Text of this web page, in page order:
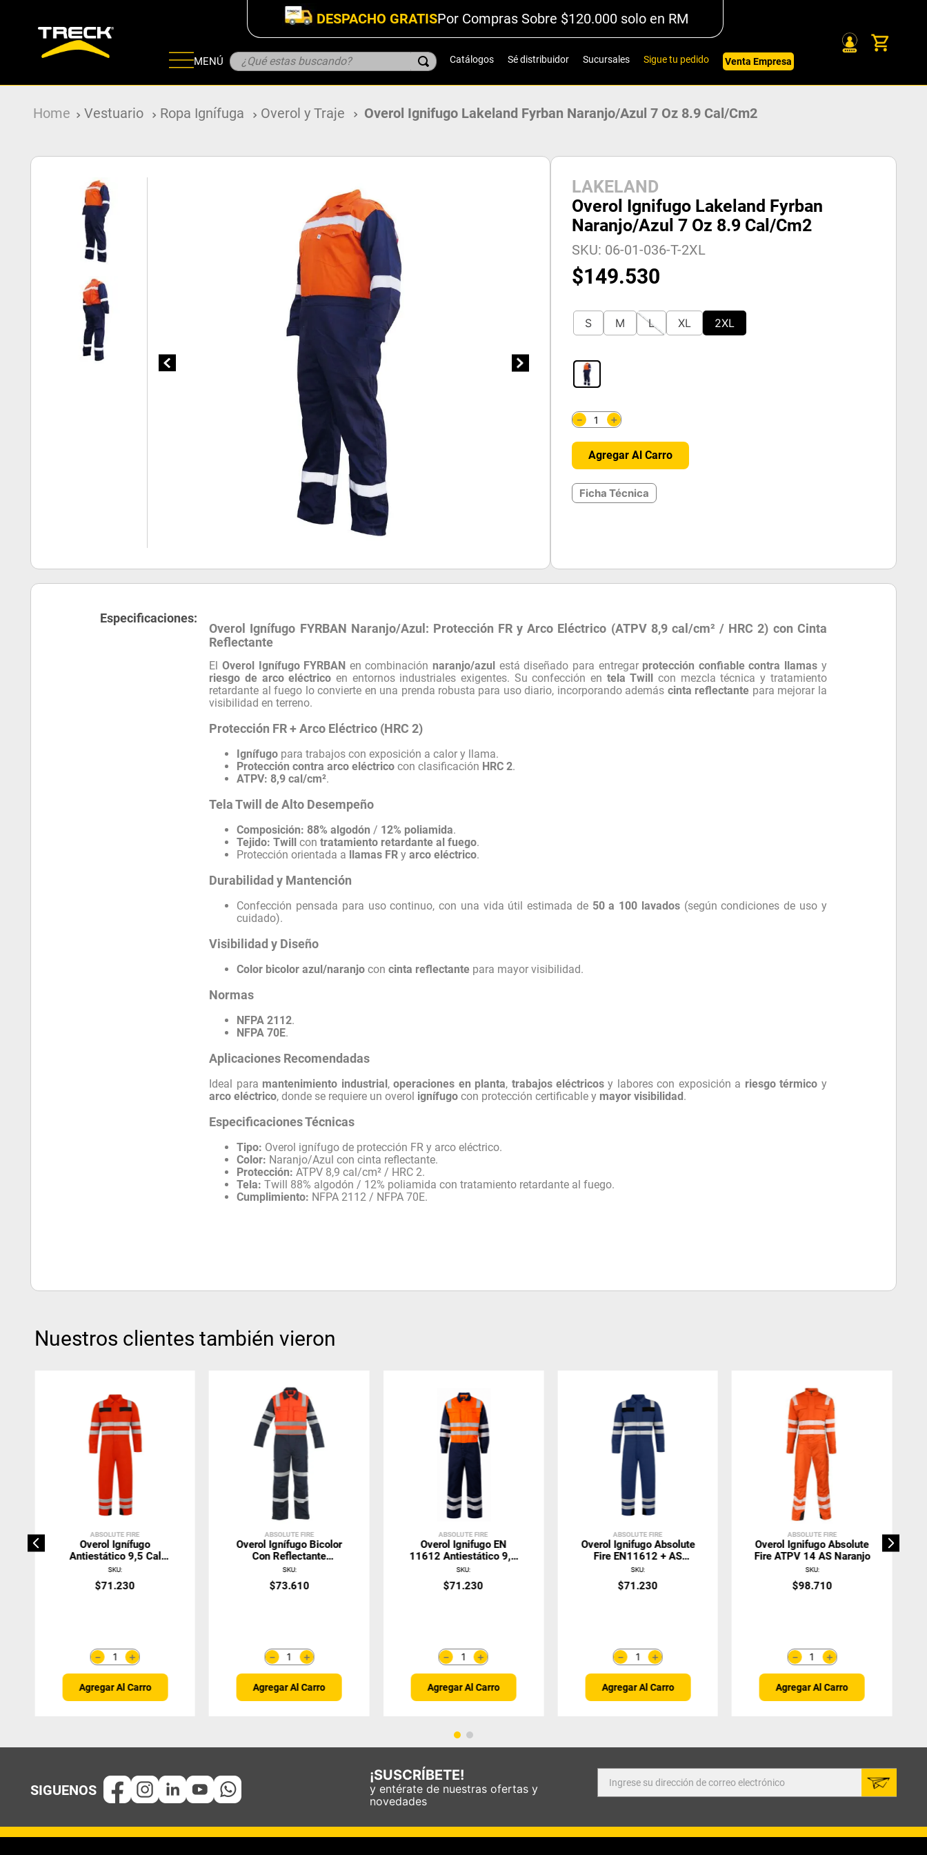
DESPACHO GRATISPor Compras Sobre $120.000 solo en RM
MENÚ ¿Qué estas buscando? Catálogos Sé distribuidor Sucursales Sigue tu pedido Venta Empresa
Vestuario Ropa Ignífuga Overol y Traje Overol Ignifugo Lakeland Fyrban Naranjo/Azul 7 Oz 8.9 Cal/cm2
LAKELAND
Overol Ignifugo Lakeland Fyrban
Naranjo/Azul 7 Oz 8.9 Cal/cm2
SKU: 06-01-036-T-2XL
$149.530
S M L XL 2XL
＋
－
Agregar Al Carro
Ficha Técnica
Especificaciones:
Overol Ignífugo FYRBAN Naranjo/Azul: Protección FR y Arco Eléctrico (ATPV 8,9 cal/cm² / HRC 2) con Cinta
Reflectante
El Overol Ignífugo FYRBAN en combinación naranjo/azul está diseñado para entregar protección confiable contra llamas y
riesgo de arco eléctrico en entornos industriales exigentes. Su confección en tela Twill con mezcla técnica y tratamiento
retardante al fuego lo convierte en una prenda robusta para uso diario, incorporando además cinta reflectante para mejorar la
visibilidad en terreno.
Protección FR + Arco Eléctrico (HRC 2)
Ignífugo para trabajos con exposición a calor y llama.
Protección contra arco eléctrico con clasificación HRC 2.
ATPV: 8,9 cal/cm².
Tela Twill de Alto Desempeño
Composición: 88% algodón / 12% poliamida.
Tejido: Twill contratamiento retardante al fuego.
Protección orientada a llamas FR yarco eléctrico.
Durabilidad y Mantención
Confección pensada para uso continuo, con una vida útil estimada de 50 a 100 lavados(según condiciones de uso y
cuidado).
Visibilidad y Diseño
Color bicolor azul/naranjo concinta reflectante para mayor visibilidad.
Normas
NFPA 2112.
NFPA 70E.
Aplicaciones Recomendadas
Ideal para mantenimiento industrial,operaciones en planta, trabajos eléctricos y labores con exposición a riesgo térmico y
arco eléctrico, donde se requiere un overol ignífugo con protección certificable y mayor visibilidad.
Especificaciones Técnicas
Tipo: Overol ignífugo de protección FR y arco eléctrico.
Color: Naranjo/Azul con cinta reflectante.
Protección: ATPV 8,9 cal/cm² / HRC 2.
Tela: Twill 88% algodón / 12% poliamida con tratamiento retardante al fuego.
Cumplimiento: NFPA 2112 / NFPA 70E.
Nuestros clientes también vieron
ABSOLUTE FIRE
Overol Ignífugo
Antiestático 9,5 Cal
Absolute Fire
SKU:
$71.230
＋
－
Agregar Al Carro
ABSOLUTE FIRE
Overol Ignífugo Bicolor
Con Reflectante
Naranja/Azul
SKU:
$73.610
＋
－
Agregar Al Carro
ABSOLUTE FIRE
Overol Ignifugo EN
11612 Antiestático 9,5
Cal Bicolor
SKU:
$71.230
＋
－
Agregar Al Carro
ABSOLUTE FIRE
Overol Ignifugo Absolute
Fire EN11612 + AS
9,5cal Azul
SKU:
$71.230
＋
－
Agregar Al Carro
ABSOLUTE FIRE
Overol Ignifugo Absolute
Fire ATPV 14 AS Naranjo
SKU:
$98.710
＋
－
Agregar Al Carro
¡SUSCRÍBETE!
y entérate de nuestras ofertas y
novedades